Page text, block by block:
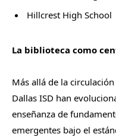
Hillcrest High School
La biblioteca como
Más allá de la
Dallas ISD han
enseñanza de
emergentes bajo el